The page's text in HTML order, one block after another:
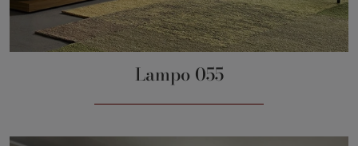
Lampo 055